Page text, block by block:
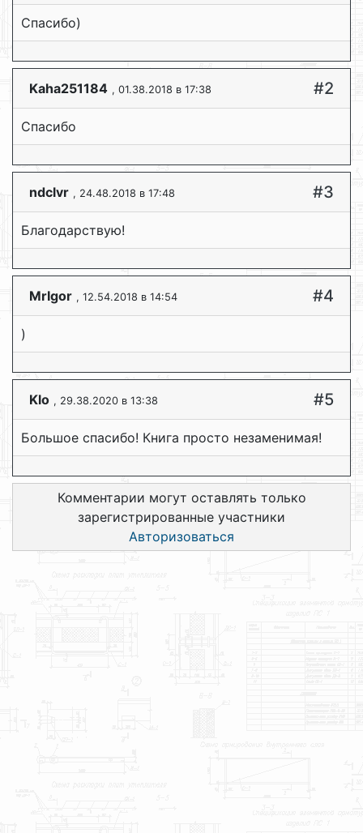
Спасибо)
Kaha251184 , 01.38.2018 в 17:38 #2
Спасибо
ndclvr , 24.48.2018 в 17:48 #3
Благодарствую!
MrIgor , 12.54.2018 в 14:54 #4
)
Klo , 29.38.2020 в 13:38 #5
Большое спасибо! Книга просто незаменимая!
Комментарии могут оставлять только
зарегистрированные участники
Авторизоваться